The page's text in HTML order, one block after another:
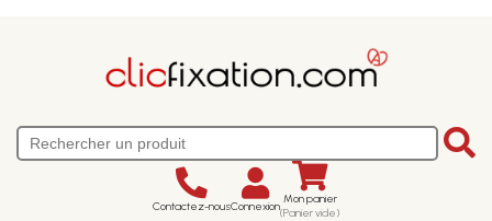
Contactez-nousConnexion Mon panier
(Panier vide)